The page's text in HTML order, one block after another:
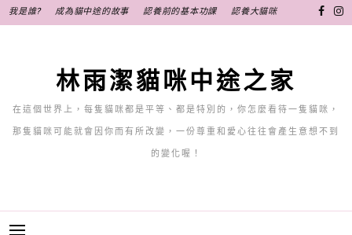
至
我是誰? 成為貓中途的故事 認養前的基本功課 認養大貓咪
林雨潔貓咪中途之家
在這個世界上，每隻貓咪都是平等、都是特別的，你怎麼看待一隻貓咪，
那隻貓咪可能就會因你而有所改變，一份尊重和愛心往往會產生意想不到
的變化喔！